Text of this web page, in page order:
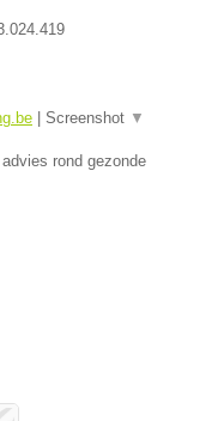
Screenshot ▼
rond gezonde